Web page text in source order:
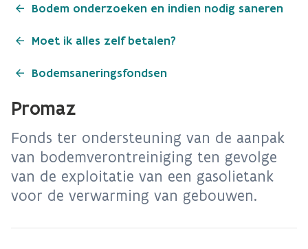
Bodem onderzoeken en indien nodig saneren
Moet ik alles zelf betalen?
Bodemsaneringsfondsen
Promaz
Fonds ter ondersteuning van de aanpak
van bodemverontreiniging ten gevolge
van de exploitatie van een gasolietank
voor de verwarming van gebouwen.